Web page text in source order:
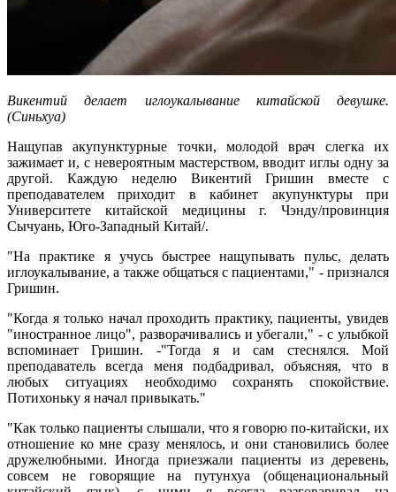
Викентий делает иглоукалывание китайской девушке.
(Синьхуа)
Нащупав акупунктурные точки, молодой врач слегка их
зажимает и, с невероятным мастерством, вводит иглы одну за
другой. Каждую неделю Викентий Гришин вместе с
преподавателем приходит в кабинет акупунктуры при
Университете китайской медицины г. Чэнду/провинция
Сычуань, Юго-Западный Китай/.
"На практике я учусь быстрее нащупывать пульс, делать
иглоукалывание, а также общаться с пациентами," - признался
Гришин.
"Когда я только начал проходить практику, пациенты, увидев
"иностранное лицо", разворачивались и убегали," - с улыбкой
вспоминает Гришин. -"Тогда я и сам стеснялся. Мой
преподаватель всегда меня подбадривал, объясняя, что в
любых ситуациях необходимо сохранять спокойствие.
Потихоньку я начал привыкать."
"Как только пациенты слышали, что я говорю по-китайски, их
отношение ко мне сразу менялось, и они становились более
дружелюбными. Иногда приезжали пациенты из деревень,
совсем не говорящие на путунхуа (общенациональный